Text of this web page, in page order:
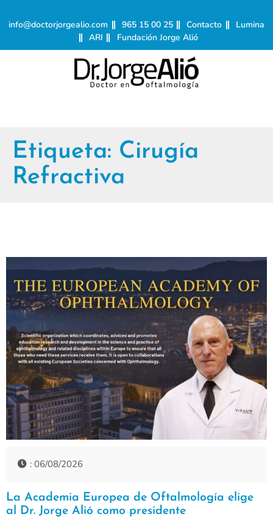
info@doctorjorgealio.com 965 15 00 25 Contacto
Lumina
ARI
Fundación Jorge Alió
Etiqueta: Cirugía
Refractiva
: 06/08/2026
La Academia Europea de Oftalmología elige
al Dr. Jorge Alió como presidente